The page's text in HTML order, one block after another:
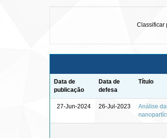
Classificar
Data de
publicação
Data de
defesa
Título
27-Jun-2024 26-Jul-2023
Análise